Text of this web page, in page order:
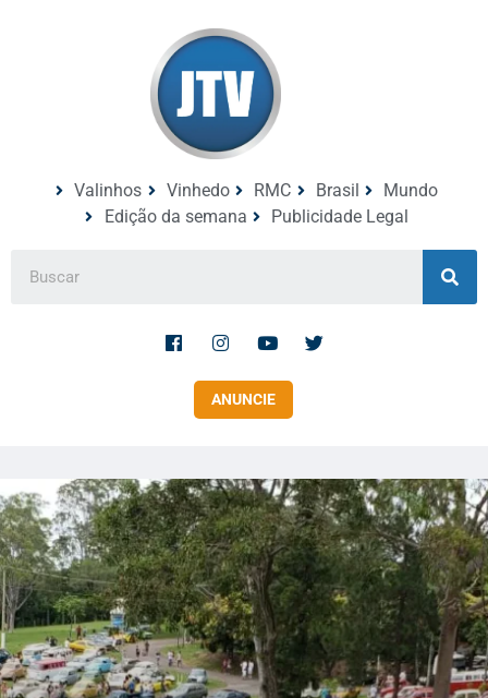
Valinhos Vinhedo RMC Brasil
Mundo
Edição da semana
Publicidade Legal
ANUNCIE